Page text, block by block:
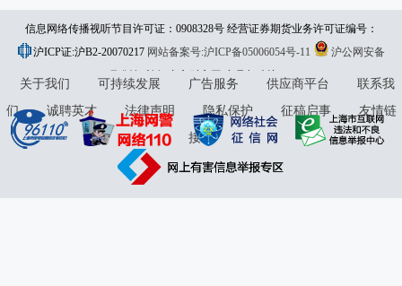
信息网络传播视听节目许可证：0908328号 经营证券期货业务许可证编号：
913101046312860336 违法和不良信息举报:021-61278686 举报邮箱：
jubao@eastmoney.com
沪ICP证:沪B2-20070217 网站备案号:沪ICP备05006054号-11
沪公网安备
31010402000120号版权所有:东方财富网意见与建议:4000300059/952500
关于我们 可持续发展 广告服务 供应商平台
联系我
们
诚聘英才 法律声明 隐私保护 征稿启事
友情链
接